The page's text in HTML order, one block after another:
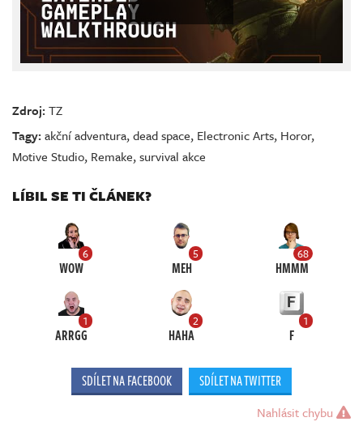
Zdroj:TZ
Tagy:akční adventura,dead space, Electronic Arts, Horor,
Motive Studio, Remake,survival akce
LÍBIL SE TI ČLÁNEK?
6
WOW
5
MEH
68
HMMM
1
ARRGG
2
HAHA
1
F
SDÍLET NA FACEBOOK SDÍLET NA TWITTER
Nahlásit chybu